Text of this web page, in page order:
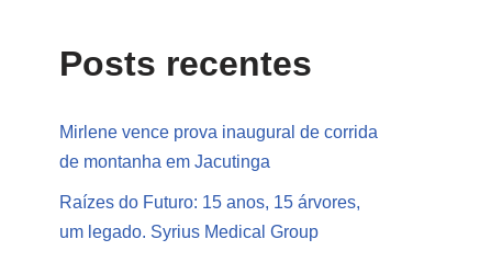
Posts recentes
Mirlene vence prova inaugural de corrida
de montanha em Jacutinga
Raízes do Futuro: 15 anos, 15 árvores,
um legado. Syrius Medical Group